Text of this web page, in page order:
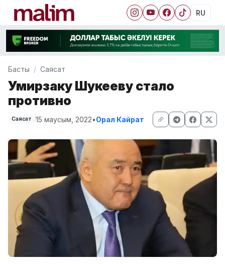
RU
Басты Саясат
Умирзаку Шукееву стало
противно
Саясат 15 маусым, 2022•Орал Кайрат